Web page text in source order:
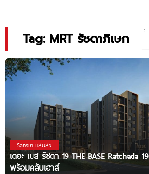
Tag: MRT รัชดาภิเษก
Sansiri แสนสิริ
เดอะ เบส รัชดา 19 THE BASE Ratchada
พร้อมคลับเฮาส์